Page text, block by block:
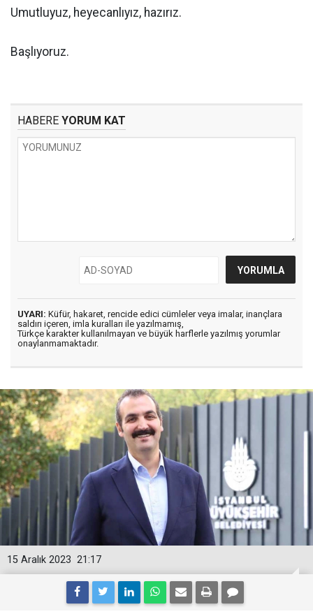
Umutluyuz, heyecanlıyız, hazırız.
Başlıyoruz.
HABERE YORUM KAT
UYARI: Küfür, hakaret, rencide edici cümleler veya imalar, inançlara
saldırı içeren, imla kuralları ile yazılmamış,
Türkçe karakter kullanılmayan ve büyük harflerle yazılmış yorumlar
onaylanmamaktadır.
21:17
15 Aralık 2023